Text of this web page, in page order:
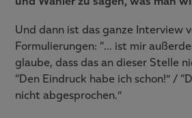
Und dann ist das ganze Interview
Formulierungen: “… ist mir
glaube, dass das an dieser Stelle
“Den Eindruck habe ich schon!” /
nicht abgesprochen.”